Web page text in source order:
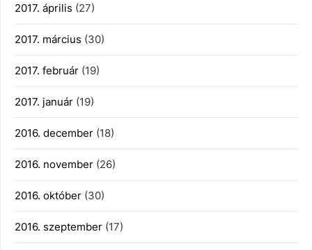
2017. április (27)
2017. március (30)
2017. február (19)
2017. január (19)
2016. december (18)
2016. november (26)
2016. október (30)
2016. szeptember (17)